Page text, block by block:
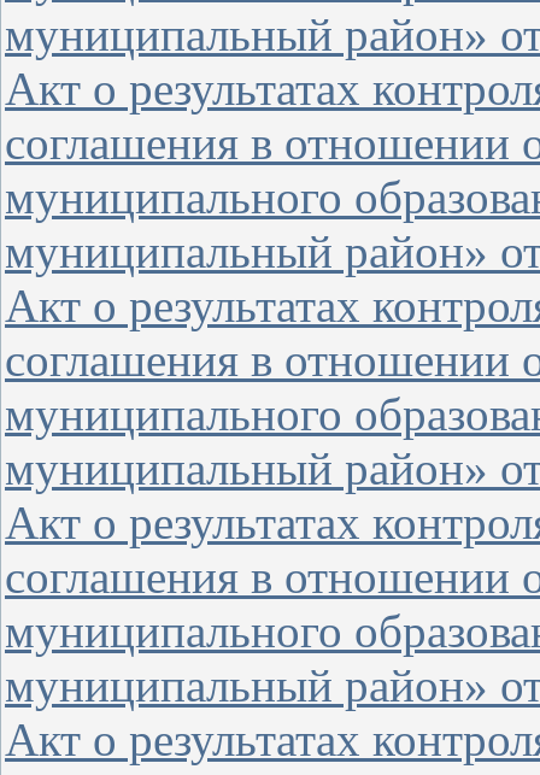
муниципальный район»
Акт о результатах
соглашения в отношении
муниципального
муниципальный район»
Акт о результатах
соглашения в отношении
муниципального
муниципальный район»
Акт о результатах
соглашения в отношении
муниципального
муниципальный район»
Акт о результатах